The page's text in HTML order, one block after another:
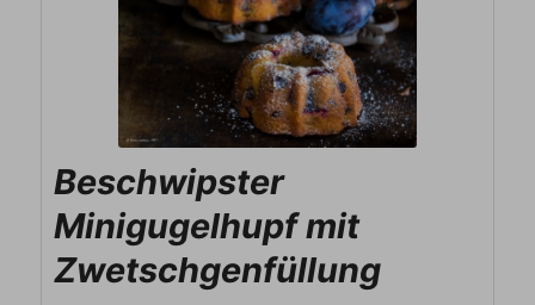
Beschwipster
Minigugelhupf mit
Zwetschgenfüllung